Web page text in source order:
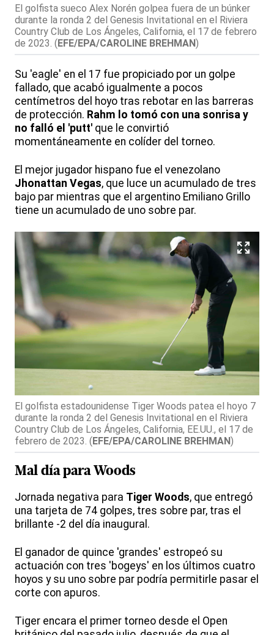
El golfista sueco Alex Norén golpea fuera de un búnker
durante la ronda 2 del Genesis Invitational en el Riviera
Country Club de Los Ángeles, California, el 17 de febrero
de 2023. ( EFE/EPA/CAROLINE BREHMAN)
Su 'eagle' en el 17 fue propiciado por un golpe
fallado, que acabó igualmente a pocos
centímetros del hoyo tras rebotar en las barreras
de protección. Rahm lo tomó con una sonrisa y
no falló el 'putt' que le convirtió
momentáneamente en colíder del torneo.
El mejor jugador hispano fue el venezolano
Jhonattan Vegas, que luce un acumulado de tres
bajo par mientras que el argentino Emiliano Grillo
tiene un acumulado de uno sobre par.
El golfista estadounidense Tiger Woods patea el hoyo 7
durante la ronda 2 del Genesis Invitational en el Riviera
Country Club de Los Ángeles, California, EE.UU., el 17 de
febrero de 2023. (EFE/EPA/CAROLINE BREHMAN)
Mal día para Woods
Jornada negativa para Tiger Woods, que entregó
una tarjeta de 74 golpes, tres sobre par, tras el
brillante -2 del día inaugural.
El ganador de quince 'grandes' estropeó su
actuación con tres 'bogeys' en los últimos cuatro
hoyos y su uno sobre par podría permitirle pasar el
corte con apuros.
Tiger encara el primer torneo desde el Open